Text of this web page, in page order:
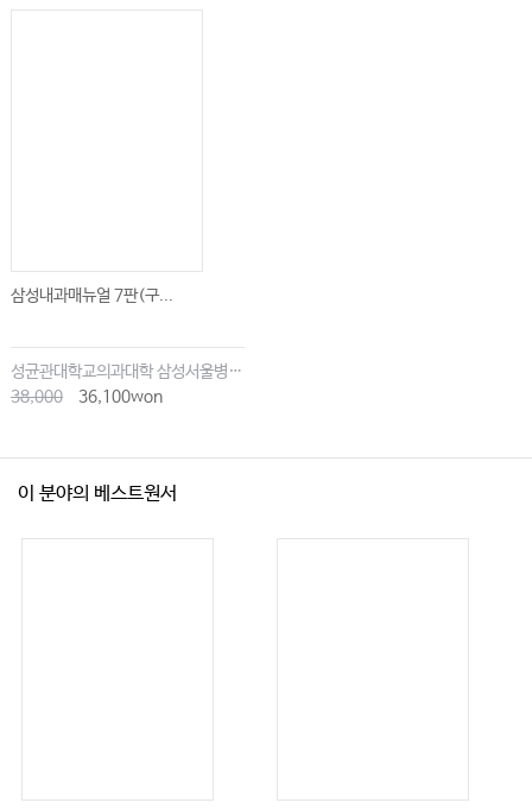
삼성내과매뉴얼 7판(구...
성균관대학교의과대학 삼성서울병원내과
38,000
36,100won
이 분야의 베스트원서